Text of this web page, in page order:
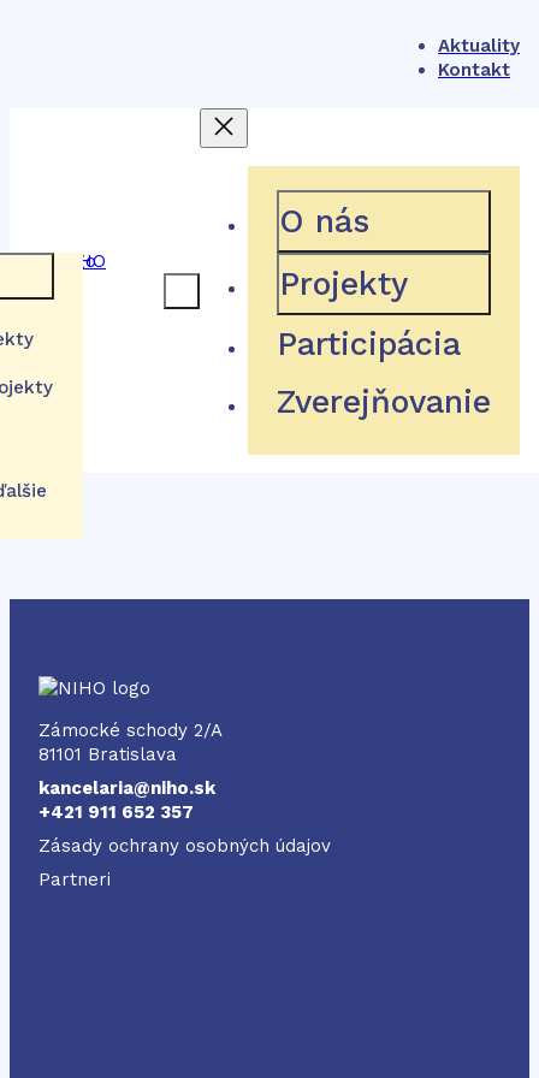
Aktuality
Kontakt
O nás
Projekty
Participácia
Zverejňovanie
404
Hľadaná stránka neexistuje
NIHO
Zámocké schody 2/A
81101 Bratislava
kancelaria@niho.sk
+421 911 652 357
Zásady ochrany osobných údajov
Partneri